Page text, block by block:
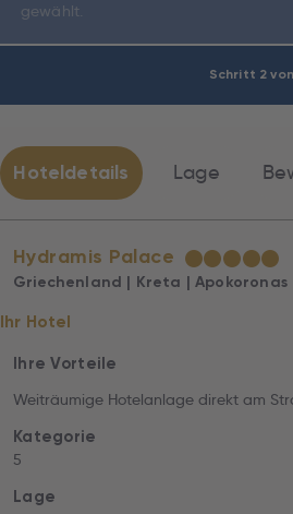
Schritt 2
gewählt.
Hoteldetails Lage
Hydramis Palace ★★★★★
Griechenland | Kreta | Apokoronas
Ihr Hotel
Ihre Vorteile
Weiträumige Hotelanlage direkt am
Kategorie
5
Lage